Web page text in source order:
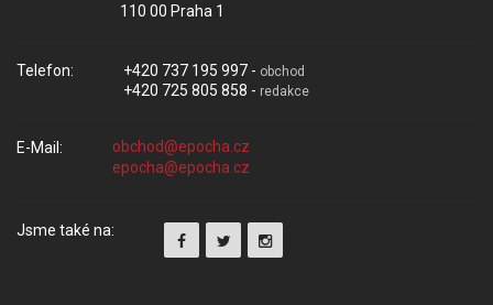
110 00 Praha 1
Telefon: +420 737 195 997 - obchod
+420 725 805 858 - redakce
E-Mail:
Jsme také na: